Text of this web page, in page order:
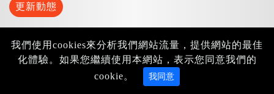
更新動態
我們使用cookies來分析我們網站流量，提供網站的最佳
化體驗。如果您繼續使用本網站，表示您同意我們的
cookie。
我同意